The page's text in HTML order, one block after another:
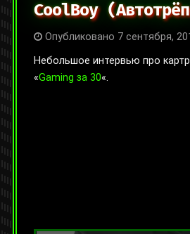
CoolBoy
Опубликовано 7 сентября,
Небольшое интервью про
«Gaming за 30«.